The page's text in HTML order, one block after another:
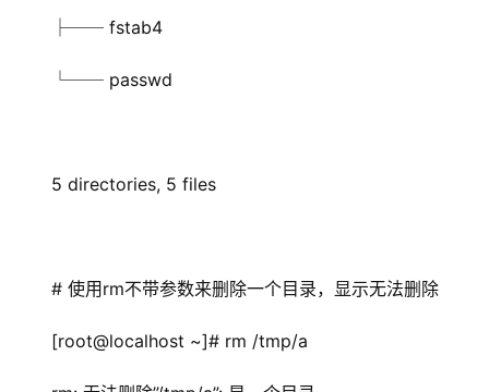
├── fstab4
└── passwd
5 directories, 5 files
# 使用rm不带参数来删除一个目录，显示无法删除
[root@localhost ~]# rm /tmp/a